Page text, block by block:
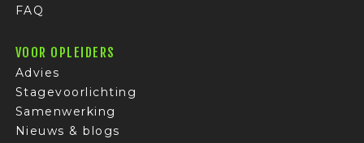
FAQ
VOOR OPLEIDERS
Advies
Stagevoorlichting
Samenwerking
Nieuws & blogs